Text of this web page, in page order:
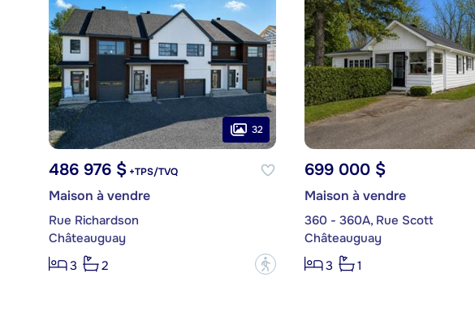
32
486 976 $+TPS/TVQ
Maison à vendre
Rue Richardson
Châteauguay
3
2 ?
699 000 $
Maison à vendre
360 - 360A, Rue Scott
Châteauguay
3
1